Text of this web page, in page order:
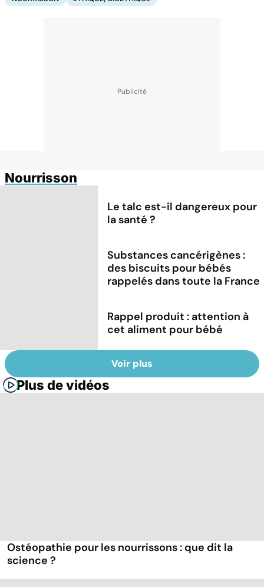
Nourrisson
Le talc est-il dangereux pour
la santé ?
Substances cancérigènes :
des biscuits pour bébés
rappelés dans toute la France
Rappel produit : attention à
cet aliment pour bébé
Voir plus
Plus de vidéos
Ostéopathie pour les nourrissons : que dit la
science ?